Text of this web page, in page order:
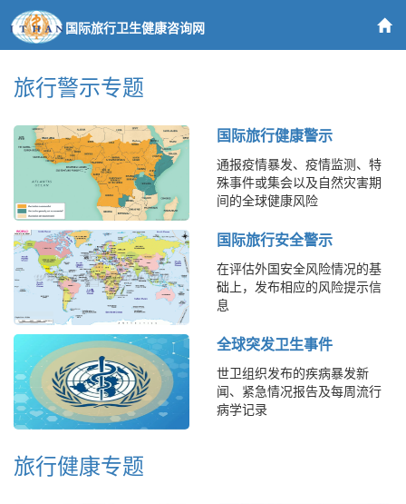
国际旅行卫生健康咨询网
旅行警示专题
国际旅行健康警示
通报疫情暴发、疫情监测、特
殊事件或集会以及自然灾害期
间的全球健康风险
国际旅行安全警示
在评估外国安全风险情况的基
础上，发布相应的风险提示信
息
全球突发卫生事件
世卫组织发布的疾病暴发新
闻、紧急情况报告及每周流行
病学记录
旅行健康专题